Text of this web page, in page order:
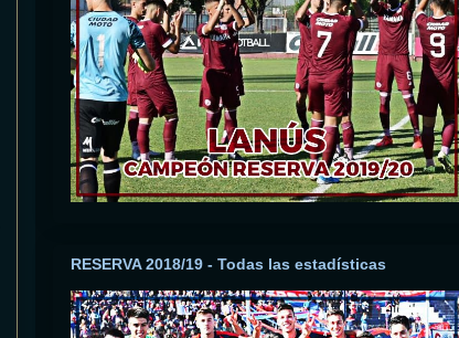
RESERVA 2018/19 - Todas las estadísticas